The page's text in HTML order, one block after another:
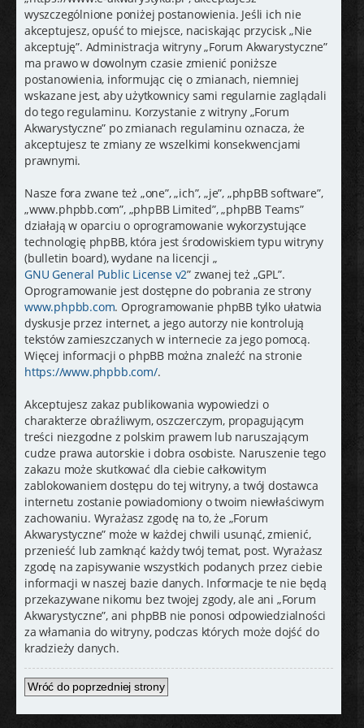
wyszczególnione poniżej postanowienia. Jeśli ich nie
akceptujesz, opuść to miejsce, naciskając przycisk „Nie
akceptuję”. Administracja witryny „Forum Akwarystyczne”
ma prawo w dowolnym czasie zmienić poniższe
postanowienia, informując cię o zmianach, niemniej
wskazane jest, aby użytkownicy sami regularnie zaglądali
do tego regulaminu. Korzystanie z witryny „Forum
Akwarystyczne” po zmianach regulaminu oznacza, że
akceptujesz te zmiany ze wszelkimi konsekwencjami
prawnymi.
Nasze fora zwane też „one”, „ich”, „je”, „phpBB software”,
„www.phpbb.com”, „phpBB Limited”, „phpBB Teams”
działają w oparciu o oprogramowanie wykorzystujące
technologię phpBB, która jest środowiskiem typu witryny
(bulletin board), wydane na licencji „
GNU General Public License v2” zwanej też „GPL”.
Oprogramowanie jest dostępne do pobrania ze strony
www.phpbb.com. Oprogramowanie phpBB tylko ułatwia
dyskusje przez internet, a jego autorzy nie kontrolują
tekstów zamieszczanych w internecie za jego pomocą.
Więcej informacji o phpBB można znaleźć na stronie
https://www.phpbb.com/.
Akceptujesz zakaz publikowania wypowiedzi o
charakterze obraźliwym, oszczerczym, propagującym
treści niezgodne z polskim prawem lub naruszającym
cudze prawa autorskie i dobra osobiste. Naruszenie tego
zakazu może skutkować dla ciebie całkowitym
zablokowaniem dostępu do tej witryny, a twój dostawca
internetu zostanie powiadomiony o twoim niewłaściwym
zachowaniu. Wyrażasz zgodę na to, że „Forum
Akwarystyczne” może w każdej chwili usunąć, zmienić,
przenieść lub zamknąć każdy twój temat, post. Wyrażasz
zgodę na zapisywanie wszystkich podanych przez ciebie
informacji w naszej bazie danych. Informacje te nie będą
przekazywane nikomu bez twojej zgody, ale ani „Forum
Akwarystyczne”, ani phpBB nie ponosi odpowiedzialności
za włamania do witryny, podczas których może dojść do
kradzieży danych.
Wróć do poprzedniej strony